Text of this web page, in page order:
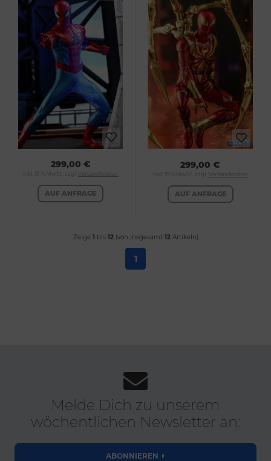
Man)
299,00 €
inkl. 19 % MwSt. zzgl. Versandkosten
AUF ANFRAGE
299,00 €
inkl. 19 % MwSt. zzgl. Versandkosten
AUF ANFRAGE
Zeige 1 bis 12(von insgesamt 12Artikeln)
1
Melde Dich zu unserem
wöchentlichen Newsletter an:
ABONNIEREN